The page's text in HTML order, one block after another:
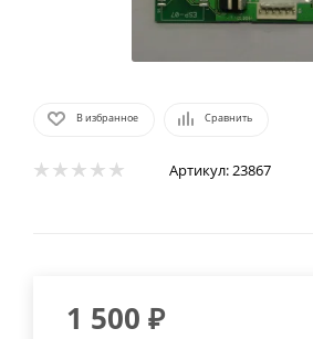
В избранное Сравнить
Артикул:23867
1 500 ₽